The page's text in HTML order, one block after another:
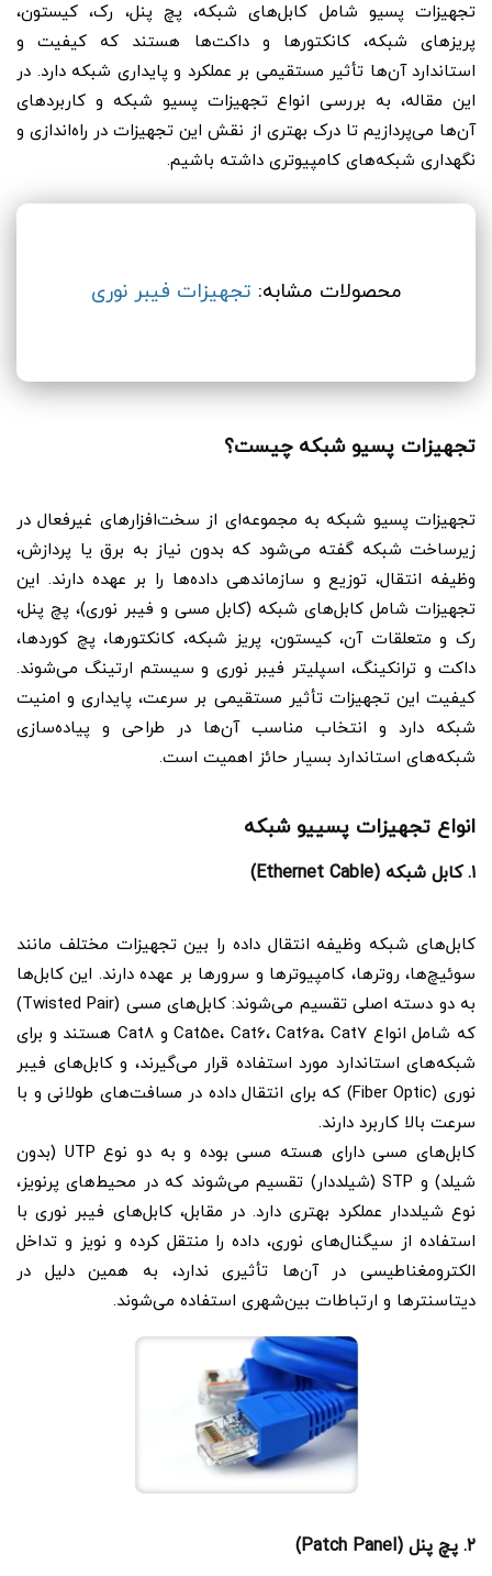
تجهیزات پسیو شامل کابل‌های شبکه، پچ پنل، رک، کیستون،
پریزهای شبکه، کانکتورها و داکت‌ها هستند که کیفیت و
استاندارد آن‌ها تأثیر مستقیمی بر عملکرد و پایداری شبکه دارد. در
این مقاله، به بررسی انواع تجهیزات پسیو شبکه و کاربردهای
آن‌ها می‌پردازیم تا درک بهتری از نقش این تجهیزات در راه‌اندازی و
نگهداری شبکه‌های کامپیوتری داشته باشیم.
محصولات مشابه: تجهیزات فیبر نوری
تجهیزات پسیو شبکه چیست؟
تجهیزات پسیو شبکه به مجموعه‌ای از سخت‌افزارهای غیرفعال در
زیرساخت شبکه گفته می‌شود که بدون نیاز به برق یا پردازش،
وظیفه انتقال، توزیع و سازماندهی داده‌ها را بر عهده دارند. این
تجهیزات شامل کابل‌های شبکه (کابل مسی و فیبر نوری)، پچ پنل،
رک و متعلقات آن، کیستون، پریز شبکه، کانکتورها، پچ کوردها،
داکت و ترانکینگ، اسپلیتر فیبر نوری و سیستم ارتینگ می‌شوند.
کیفیت این تجهیزات تأثیر مستقیمی بر سرعت، پایداری و امنیت
شبکه دارد و انتخاب مناسب آن‌ها در طراحی و پیاده‌سازی
شبکه‌های استاندارد بسیار حائز اهمیت است.
انواع تجهیزات پسییو شبکه
۱. کابل شبکه (Ethernet Cable)
کابل‌های شبکه وظیفه انتقال داده را بین تجهیزات مختلف مانند
سوئیچ‌ها، روترها، کامپیوترها و سرورها بر عهده دارند. این کابل‌ها
به دو دسته اصلی تقسیم می‌شوند: کابل‌های مسی (Twisted Pair)
که شامل انواع Cat5e، Cat6، Cat6a، Cat7 و Cat8 هستند و برای
شبکه‌های استاندارد مورد استفاده قرار می‌گیرند، و کابل‌های فیبر
نوری (Fiber Optic) که برای انتقال داده در مسافت‌های طولانی و با
سرعت بالا کاربرد دارند.
کابل‌های مسی دارای هسته مسی بوده و به دو نوع UTP (بدون
شیلد) و STP (شیلددار) تقسیم می‌شوند که در محیط‌های پرنویز،
نوع شیلددار عملکرد بهتری دارد. در مقابل، کابل‌های فیبر نوری با
استفاده از سیگنال‌های نوری، داده را منتقل کرده و نویز و تداخل
الکترومغناطیسی در آن‌ها تأثیری ندارد، به همین دلیل در
دیتاسنترها و ارتباطات بین‌شهری استفاده می‌شوند.
۲. پچ پنل (Patch Panel)